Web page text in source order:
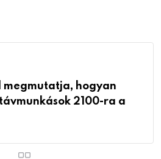
megmutatja, hogyan
2100-ra a